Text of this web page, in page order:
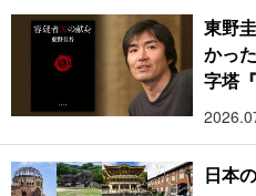
東野
かっ
字塔
日本